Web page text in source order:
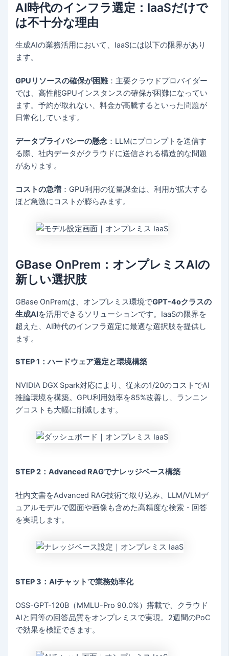
AI時代のインフラ選定：IaaSだけで
は不十分な理由
生成AIの業務活用において、IaaSには以下の限界があり
ます。
GPUリソースの確保が困難：主要クラウドプロバイダー
では、高性能GPUインスタンスの確保が困難になってい
ます。予約が取れない、料金が高騰するといった問題が
日常化しています。
データプライバシーの懸念 ：LLMにプロンプトを送信す
る際、社内データがクラウドに送信される構造的な問題
があります。
コストの急増 ：GPU利用の従量課金は、利用が拡大する
ほど急激にコストが膨らみます。
GBase OnPrem：オンプレミスAIの
新しい選択肢
GBase OnPremは、オンプレミス環境でGPT-4oクラスの
生成AIを活用できるソリューションです。IaaSの限界を
超えた、AI時代のインフラ選定に最適な選択肢を提供し
ます。
STEP 1：ハードウェア選定と環境構築
NVIDIA DGX Spark対応により、従来の1/20のコストでAI
推論環境を構築。GPU利用効率を85%改善し、ランニン
グコストも大幅に削減します。
STEP 2：Advanced RAGでナレッジベース構築
社内文書をAdvanced RAG技術で取り込み、LLM/VLMデ
ュアルモデルで図面や画像も含めた高精度な検索・回答
を実現します。
STEP 3：AIチャットで業務効率化
OSS-GPT-120B（MMLU-Pro 90.0%）搭載で、クラウド
AIと同等の回答品質をオンプレミスで実現。2週間のPoC
で効果を検証できます。